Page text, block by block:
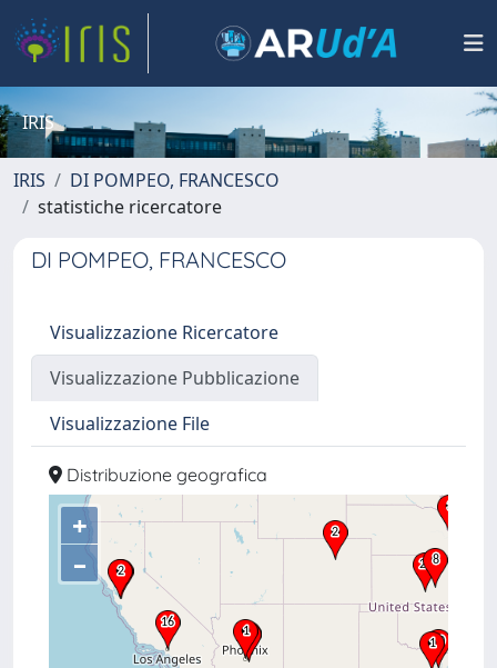
IRIS
IRIS
DI POMPEO, FRANCESCO
statistiche ricercatore
DI POMPEO, FRANCESCO
Visualizzazione Ricercatore
Visualizzazione Pubblicazione
Visualizzazione File
Distribuzione geografica
+
–